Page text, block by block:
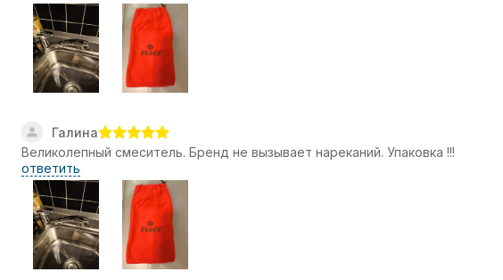
Галина
Великолепный смеситель. Бренд не вызывает нареканий. Упаковка !!!
ответить